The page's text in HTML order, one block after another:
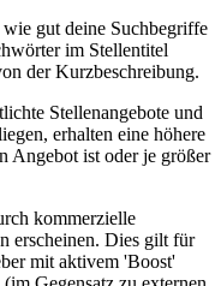
gut deine Suchbegriffe
im Stellentitel
der Kurzbeschreibung.
Stellenangebote und
erhalten eine höhere
Angebot ist oder je größer
kommerzielle
erscheinen. Dies gilt für
mit aktivem 'Boost'